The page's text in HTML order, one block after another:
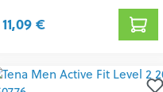
11,09 €